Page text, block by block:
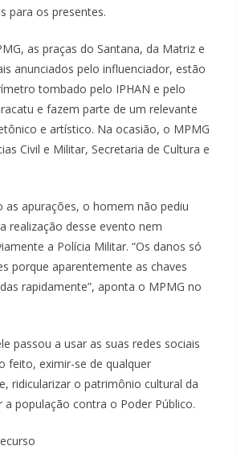
para os presentes.
as praças do Santana, da Matriz e
anunciados pelo influenciador, estão
tombado pelo IPHAN e pelo
e fazem parte de um relevante
e artístico. Na ocasião, o MPMG
Civil e Militar, Secretaria de Cultura e
as apurações, o homem não pediu
realização desse evento nem
a Polícia Militar. “Os danos só
porque aparentemente as chaves
rapidamente”, aponta o MPMG no
passou a usar as suas redes sociais
feito, eximir-se de qualquer
ridicularizar o patrimônio cultural da
a população contra o Poder Público.